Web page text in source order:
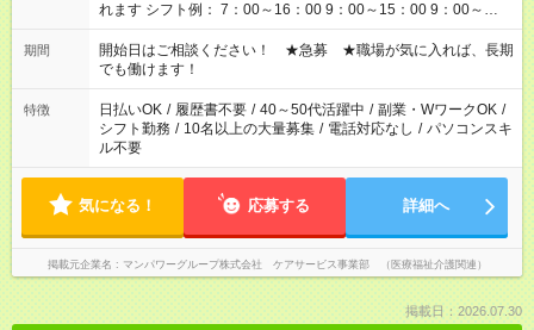
れます シフト例： 7：00～16：00 9：00～15：00 9：00～
18：00 11：00～20：00 など ※Wワークの場合、他のお仕事と
合わせ週40時間超の就業はご案内できません ※法令に基づき、
週20時間以上勤務は社会保険への加入対象となります ※労働者
派遣法（日雇い派遣の原則禁止）により、短時間・短期間の就
業はご案内が難しい場合があります
期間
開始日はご相談ください！ ★急募 ★職場が気に入れば、長期
でも働けます！
特徴 日払いOK / 履歴書不要 / 40～50代活躍中 / 副業・WワークOK /
シフト勤務 / 10名以上の大量募集 / 電話対応なし / パソコンスキ
ル不要
気になる！ 応募する 詳細へ
掲載元企業名 マンパワーグループ株式会社 ケアサービス事業部 （医療福祉介護関連）
掲載日：2026.07.30